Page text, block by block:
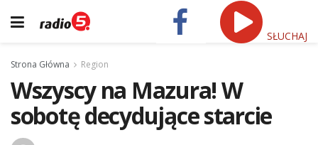
SŁUCHAJ
Strona Główna Region
Wszyscy na Mazura! W
sobotę decydujące starcie